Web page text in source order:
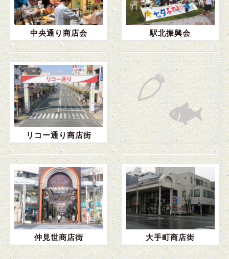
中央通り商店会 駅北振興会
リコー通り商店街
仲見世商店街 大手町商店街